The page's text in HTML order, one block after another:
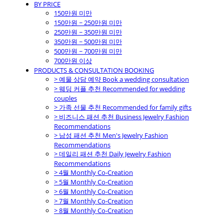
BY PRICE
150만원 미만
150만원 ~ 250만원 미만
250만원 ~ 350만원 미만
350만원 ~ 500만원 미만
500만원 ~ 700만원 미만
700만원 이상
PRODUCTS & CONSULTATION BOOKING
> 예물 상담 예약 Book a wedding consultation
> 웨딩 커플 추천 Recommended for wedding
couples
> 가족 선물 추천 Recommended for family gifts
> 비즈니스 패션 추천 Business Jewelry Fashion
Recommendations
> 남성 패션 추천 Men's Jewelry Fashion
Recommendations
> 데일리 패션 추천 Daily Jewelry Fashion
Recommendations
> 4월 Monthly Co-Creation
> 5월 Monthly Co-Creation
> 6월 Monthly Co-Creation
> 7월 Monthly Co-Creation
> 8월 Monthly Co-Creation